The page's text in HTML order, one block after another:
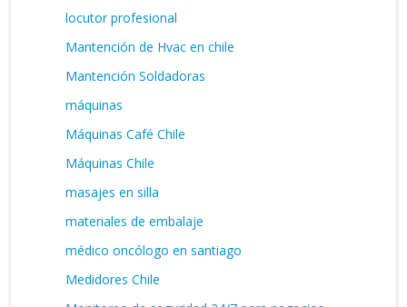
locutor profesional
Mantención de Hvac en chile
Mantención Soldadoras
máquinas
Máquinas Café Chile
Máquinas Chile
masajes en silla
materiales de embalaje
médico oncólogo en santiago
Medidores Chile